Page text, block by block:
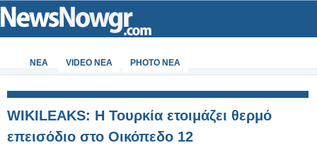
ΝΕΑ VIDEO NEA PHOTO NEA
WIKILEAKS: Η Τουρκία ετοιμάζει θερμό
επεισόδιο στο Οικόπεδο 12